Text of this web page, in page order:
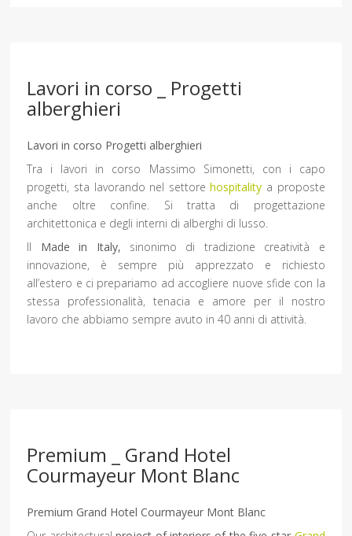
Lavori in corso _ Progetti
alberghieri
Lavori in corso Progetti alberghieri
Tra i lavori in corso Massimo Simonetti, con i capo
progetti, sta lavorando nel settorehospitality a proposte
anche oltre confine. Si tratta di progettazione
architettonica e degli interni di alberghi di lusso.
Il Made in Italy, sinonimo di tradizione creatività e
innovazione, è sempre più apprezzato e richiesto
all’estero e ci prepariamo ad accogliere nuove sfide con la
stessa professionalità, tenacia e amore per il nostro
lavoro che abbiamo sempre avuto in 40 anni di attività.
Premium _ Grand Hotel
Courmayeur Mont Blanc
Premium Grand Hotel Courmayeur Mont Blanc